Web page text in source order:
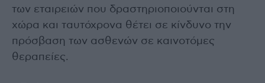
των εταιρειών που δραστηριοποιούνται στη
χώρα και ταυτόχρονα θέτει σε κίνδυνο την
πρόσβαση των ασθενών σε καινοτόμες
θεραπείες.